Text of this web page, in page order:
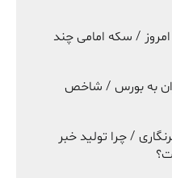
/ سکه امامی چند
به بورس / شاخص
/ چرا تولید خبر